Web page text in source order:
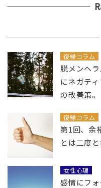
復縁コラム
脱メンヘ
にネガテ
の改善策。
復縁コラム
第1回、余
とは二度と
女性心理
感情にフ